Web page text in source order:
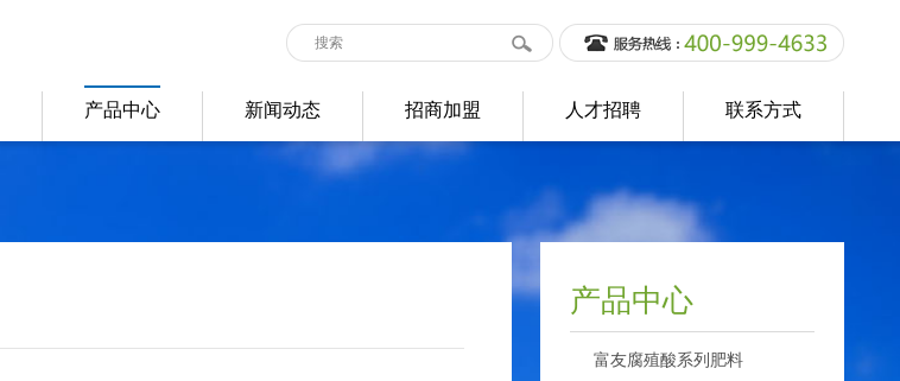
产品中心 新闻动态 招商加盟 人才招聘 联系方式
产品中心
富友腐殖酸系列肥料